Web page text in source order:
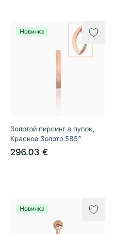
Новинка
Золотой пирсинг в пупок,
Красное Золото 585°
296.03 €
Новинка